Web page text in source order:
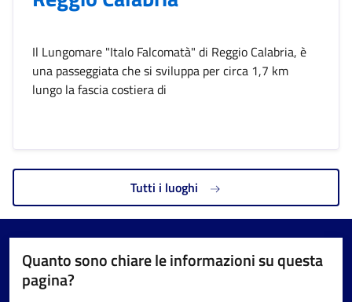
Il Lungomare "Italo Falcomatà" di Reggio Calabria, è
una passeggiata che si sviluppa per circa 1,7 km
lungo la fascia costiera di
Tutti i luoghi
Quanto sono chiare le informazioni su questa
pagina?